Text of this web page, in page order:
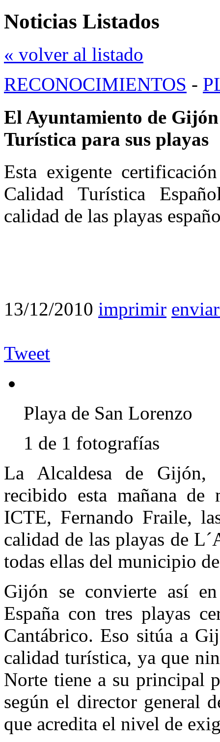
Noticias Listados
« volver al listado
RECONOCIMIENTOS -
El Ayuntamiento de
Turística para sus playas
Esta exigente
Calidad Turística
calidad de las playas
13/12/2010 imprimir
Tweet
Playa de San Lorenzo
1 de 1 fotografías
La Alcaldesa de Gijón,
recibido esta mañana de
ICTE, Fernando Fraile,
calidad de las playas de
todas ellas del municipio
Gijón se convierte así
España con tres playas
Cantábrico. Eso sitúa a
calidad turística, ya que
Norte tiene a su principal
según el director general
que acredita el nivel de